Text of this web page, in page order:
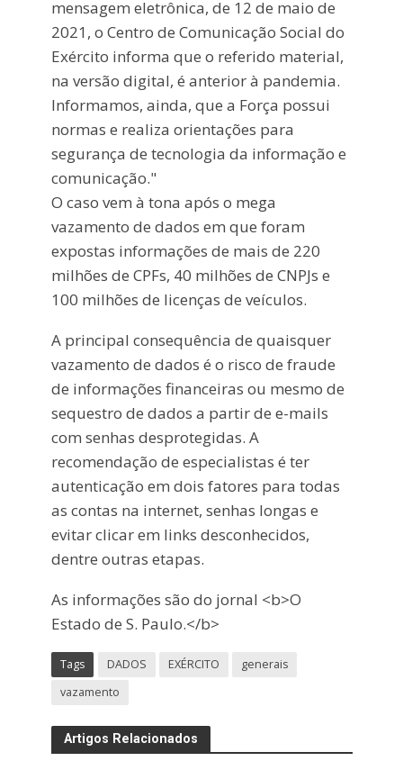
mensagem eletrônica, de 12 de maio de
2021, o Centro de Comunicação Social do
Exército informa que o referido material,
na versão digital, é anterior à pandemia.
Informamos, ainda, que a Força possui
normas e realiza orientações para
segurança de tecnologia da informação e
comunicação."
O caso vem à tona após o mega
vazamento de dados em que foram
expostas informações de mais de 220
milhões de CPFs, 40 milhões de CNPJs e
100 milhões de licenças de veículos.
A principal consequência de quaisquer
vazamento de dados é o risco de fraude
de informações financeiras ou mesmo de
sequestro de dados a partir de e-mails
com senhas desprotegidas. A
recomendação de especialistas é ter
autenticação em dois fatores para todas
as contas na internet, senhas longas e
evitar clicar em links desconhecidos,
dentre outras etapas.
As informações são do jornal <b>O
Estado de S. Paulo.</b>
Tags DADOS EXÉRCITO
generais
vazamento
Artigos Relacionados